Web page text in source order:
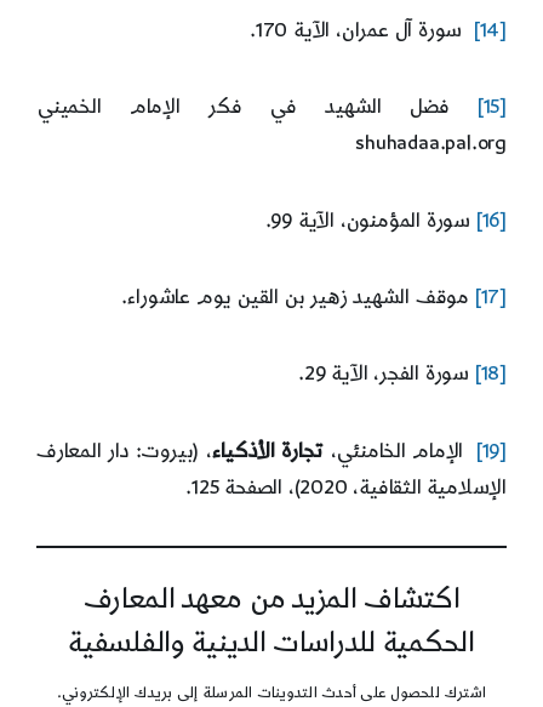
[14] سورة آل عمران، الآية 170.
[15]
فضل الشهيد في فكر الإمام الخميني
shuhadaa.pal.org
[16] سورة المؤمنون، الآية 99.
[17] موقف الشهيد زهير بن القين يوم عاشوراء.
[18] سورة الفجر، الآية 29.
[19] الإمام الخامنئي، تجارة الأذكياء، (بيروت: دار المعارف
الإسلامية الثقافية، 2020)، الصفحة 125.
اكتشاف المزيد من معهد المعارف
الحكمية للدراسات الدينية والفلسفية
اشترك للحصول على أحدث التدوينات المرسلة إلى بريدك الإلكتروني.